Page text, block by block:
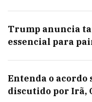
Trump anuncia
essencial para
Entenda o acordo
discutido por Irã,